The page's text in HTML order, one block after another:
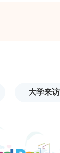
大学来访